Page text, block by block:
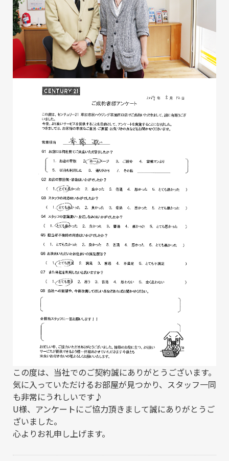
この度は、当社でのご契約誠にありがとうございます。
気に入っていただけるお部屋が見つかり、スタッフ一同
も非常にうれしいです♪
U様、アンケートにご協力頂きまして誠にありがとうご
ざいました。
心よりお礼申し上げます。